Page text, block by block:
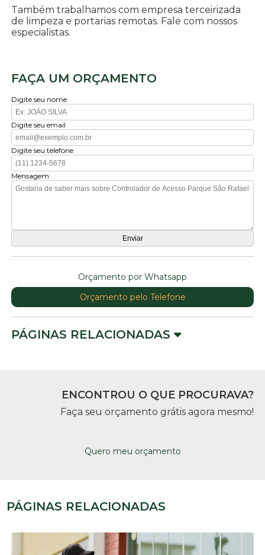
Também trabalhamos com empresa terceirizada
de limpeza e portarias remotas. Fale com nossos
especialistas.
FAÇA UM ORÇAMENTO
Digite seu nome
Digite seu email
Digite seu telefone
Mensagem
Orçamento por Whatsapp
Orçamento pelo Telefone
PÁGINAS RELACIONADAS
ENCONTROU O QUE PROCURAVA?
Faça seu orçamento grátis agora mesmo!
Quero meu orçamento
PÁGINAS RELACIONADAS